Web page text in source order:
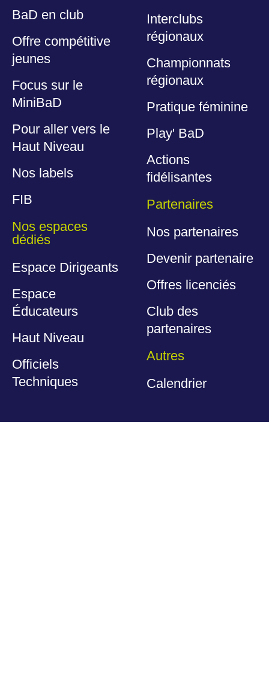
BaD en club
Offre compétitive
jeunes
Focus sur le
MiniBaD
Pour aller vers le
Haut Niveau
Nos labels
FIB
Nos espaces
dédiés
Espace Dirigeants
Espace
Éducateurs
Haut Niveau
Officiels
Techniques
Interclubs
régionaux
Championnats
régionaux
Pratique féminine
Play' BaD
Actions
fidélisantes
Partenaires
Nos partenaires
Devenir partenaire
Offres licenciés
Club des
partenaires
Autres
Calendrier